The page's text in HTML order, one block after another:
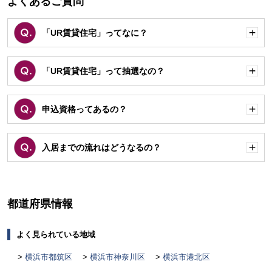
「UR賃貸住宅」ってなに？
く
「UR賃貸住宅」って抽選なの？
く
申込資格ってあるの？
く
入居までの流れはどうなるの？
く
都道府県情報
よく見られている地域
横浜市都筑区 横浜市神奈川区 横浜市港北区